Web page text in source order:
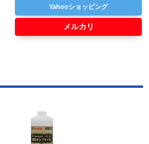
Yahooショッピング
メルカリ